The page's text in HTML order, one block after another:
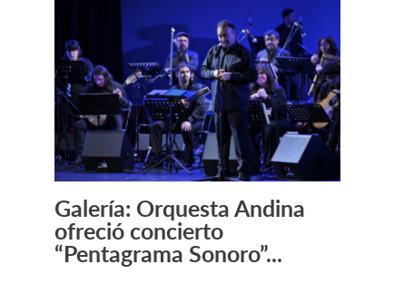
Leer más +
Galería: Orquesta Andina
ofreció concierto
“Pentagrama Sonoro”...